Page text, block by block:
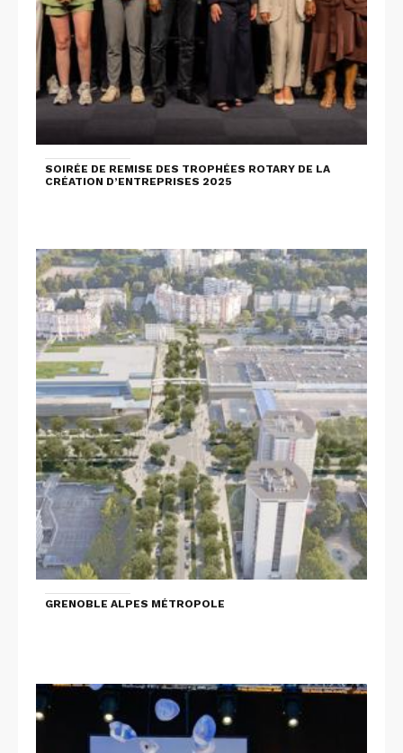
SOIRÉE DE REMISE DES TROPHÉES ROTARY DE LA
CRÉATION D’ENTREPRISES 2025
GRENOBLE ALPES MÉTROPOLE